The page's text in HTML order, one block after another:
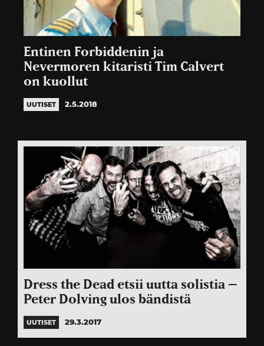
Entinen Forbiddenin ja
Nevermoren kitaristi Tim Calvert
on kuollut
UUTISET 2.5.2018
Dress the Dead etsii uutta solistia –
Peter Dolving ulos bändistä
UUTISET 29.3.2017